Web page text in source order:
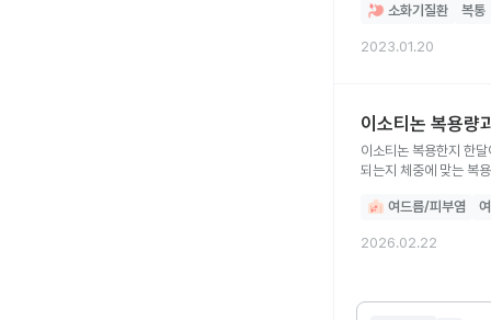
소화기질환 복통
2023.01.20
이소티논 복용량
이소티논 복용한지 한
되는지 체중에 맞는 복
여드름/피부염
2026.02.22